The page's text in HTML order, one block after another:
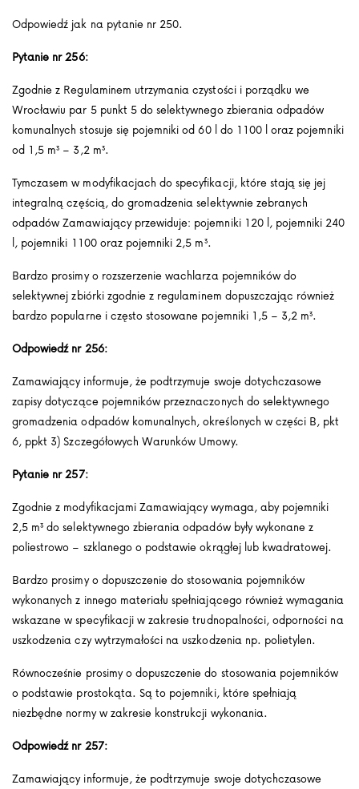
Odpowiedź jak na pytanie nr 250.
Pytanie nr 256:
Zgodnie z Regulaminem utrzymania czystości i porządku we
Wrocławiu par 5 punkt 5 do selektywnego zbierania odpadów
komunalnych stosuje się pojemniki od 60 l do 1100 l oraz pojemniki
od 1,5 m³ – 3,2 m³.
Tymczasem w modyfikacjach do specyfikacji, które stają się jej
integralną częścią, do gromadzenia selektywnie zebranych
odpadów Zamawiający przewiduje: pojemniki 120 l, pojemniki 240
l, pojemniki 1100 oraz pojemniki 2,5 m³.
Bardzo prosimy o rozszerzenie wachlarza pojemników do
selektywnej zbiórki zgodnie z regulaminem dopuszczając również
bardzo popularne i często stosowane pojemniki 1,5 – 3,2 m³.
Odpowiedź nr 256:
Zamawiający informuje, że podtrzymuje swoje dotychczasowe
zapisy dotyczące pojemników przeznaczonych do selektywnego
gromadzenia odpadów komunalnych, określonych w części B, pkt
6, ppkt 3) Szczegółowych Warunków Umowy.
Pytanie nr 257:
Zgodnie z modyfikacjami Zamawiający wymaga, aby pojemniki
2,5 m³ do selektywnego zbierania odpadów były wykonane z
poliestrowo – szklanego o podstawie okrągłej lub kwadratowej.
Bardzo prosimy o dopuszczenie do stosowania pojemników
wykonanych z innego materiału spełniającego również wymagania
wskazane w specyfikacji w zakresie trudnopalności, odporności na
uszkodzenia czy wytrzymałości na uszkodzenia np. polietylen.
Równocześnie prosimy o dopuszczenie do stosowania pojemników
o podstawie prostokąta. Są to pojemniki, które spełniają
niezbędne normy w zakresie konstrukcji wykonania.
Odpowiedź nr 257:
Zamawiający informuje, że podtrzymuje swoje dotychczasowe